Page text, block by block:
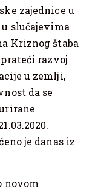
zajednice u
slučajevima
Kriznog štaba
razvoj
u zemlji,
da se
je danas iz
novom